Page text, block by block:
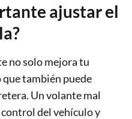
ajustar el
no solo mejora tu
también puede
Un volante mal
del vehículo y